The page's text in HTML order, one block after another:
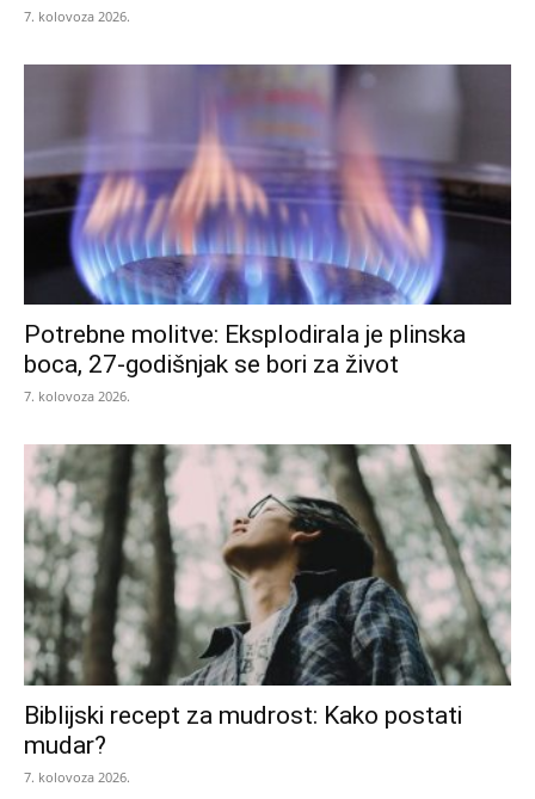
7. kolovoza 2026.
Potrebne molitve: Eksplodirala je plinska
boca, 27-godišnjak se bori za život
7. kolovoza 2026.
Biblijski recept za mudrost: Kako postati
mudar?
7. kolovoza 2026.